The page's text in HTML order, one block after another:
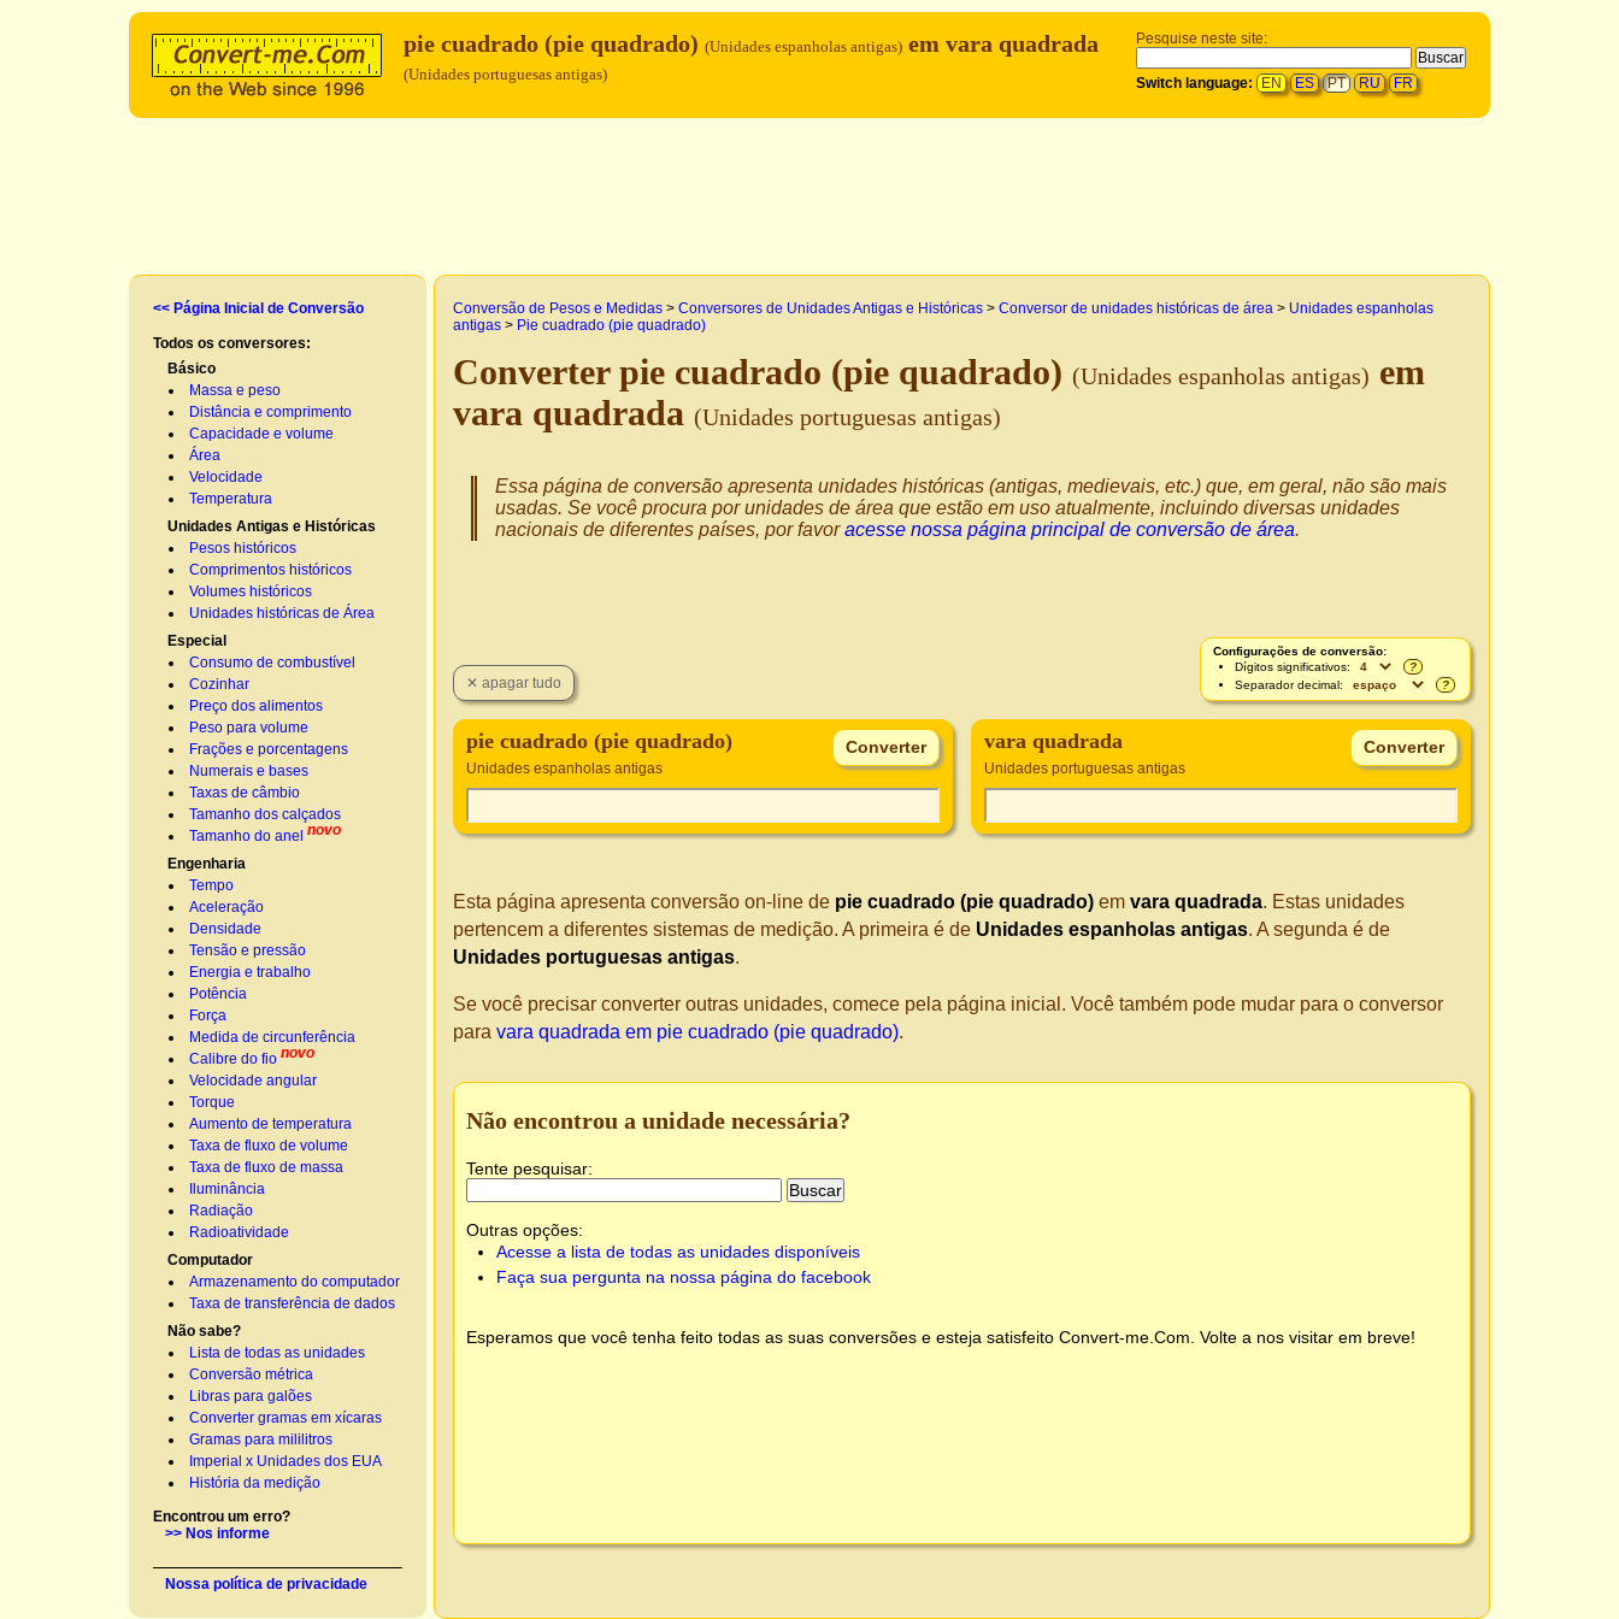
Pesquise neste site:
Switch language: EN ES PT RU FR
pie cuadrado (pie quadrado) (Unidades espanholas antigas) em vara quadrada
(Unidades portuguesas antigas)
<< Página Inicial de Conversão
Todos os conversores:
Básico
Massa e peso
Distância e comprimento
Capacidade e volume
Área
Velocidade
Temperatura
Unidades Antigas e Históricas
Pesos históricos
Comprimentos históricos
Volumes históricos
Unidades históricas de Área
Especial
Consumo de combustível
Cozinhar
Preço dos alimentos
Peso para volume
Frações e porcentagens
Numerais e bases
Taxas de câmbio
Tamanho dos calçados
Tamanho do anel novo
Engenharia
Tempo
Aceleração
Densidade
Tensão e pressão
Energia e trabalho
Potência
Força
Medida de circunferência
Calibre do fio novo
Velocidade angular
Torque
Aumento de temperatura
Taxa de fluxo de volume
Taxa de fluxo de massa
Iluminância
Radiação
Radioatividade
Computador
Armazenamento do computador
Taxa de transferência de dados
Não sabe?
Lista de todas as unidades
Conversão métrica
Libras para galões
Converter gramas em xícaras
Gramas para mililitros
Imperial x Unidades dos EUA
História da medição
Encontrou um erro?
>> Nos informe
Nossa política de privacidade
Conversão de Pesos e Medidas > Conversores de Unidades Antigas e Históricas > Conversor de unidades históricas de área > Unidades espanholas
antigas > Pie cuadrado (pie quadrado)
Converter pie cuadrado (pie quadrado) (Unidades espanholas antigas) em
vara quadrada (Unidades portuguesas antigas)
Essa página de conversão apresenta unidades históricas (antigas, medievais, etc.) que, em geral, não são mais
usadas. Se você procura por unidades de área que estão em uso atualmente, incluindo diversas unidades
nacionais de diferentes países, por favoracesse nossa página principal de conversão de área.
Configurações de conversão:
Dígitos significativos:
?
Separador decimal:
?
pie cuadrado (pie quadrado)
Unidades espanholas antigas
vara quadrada
Unidades portuguesas antigas
Esta página apresenta conversão on-line de pie cuadrado (pie quadrado) em vara quadrada. Estas unidades
pertencem a diferentes sistemas de medição. A primeira é de Unidades espanholas antigas. A segunda é de
Unidades portuguesas antigas.
Se você precisar converter outras unidades, comece pela página inicial. Você também pode mudar para o conversor
para vara quadrada em pie cuadrado (pie quadrado).
Não encontrou a unidade necessária?
Tente pesquisar:
Outras opções:
Acesse a lista de todas as unidades disponíveis
Faça sua pergunta na nossa página do facebook
Esperamos que você tenha feito todas as suas conversões e esteja satisfeito Convert-me.Com . Volte a nos visitar em breve!